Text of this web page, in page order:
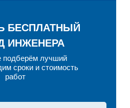
БЕСПЛАТНЫЙ
ИНЖЕНЕРА
подберём лучший
сроки и стоимость
работ